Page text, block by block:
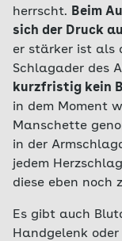
herrscht. Beim
sich der Druck
er stärker ist als
Schlagader des
kurzfristig kein
in dem Moment
Manschette
in der
jedem
diese eben noch
Es gibt auch
Handgelenk